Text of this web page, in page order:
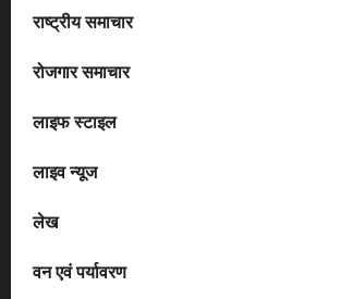
राष्ट्रीय समाचार
रोजगार समाचार
लाइफ स्टाइल
लाइव न्यूज
लेख
वन एवं पर्यावरण